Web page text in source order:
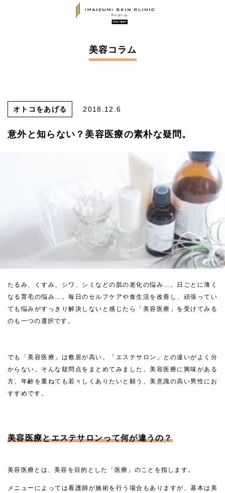
美容コラム
オトコをあげる 2018.12.6
意外と知らない？美容医療の素朴な疑問。
たるみ、くすみ、シワ、シミなどの肌の老化の悩み…。日ごとに薄く
なる育毛の悩み…。毎日のセルフケアや食生活を改善し、頑張ってい
ても悩みがすっきり解決しないと感じたら「美容医療」を受けてみる
のも一つの選択です。
でも「美容医療」は敷居が高い。「エステサロン」との違いがよく分
からない。そんな疑問点をまとめてみました。美容医療に興味がある
方、年齢を重ねても若々しくありたいと願う、美意識の高い男性にお
すすめです。
美容医療とエステサロンって何が違うの？
美容医療とは、美容を目的とした「医療」のことを指します。
メニューによっては看護師が施術を行う場合もありますが、基本は美